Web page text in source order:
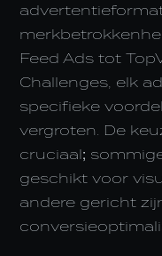
Feed Ads tot
Challenges, elk
specifieke
vergroten. De
cruciaal;
geschikt voor
andere gericht